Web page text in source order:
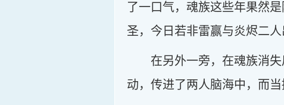
了一口气，魂族这些年果然
圣，今日若非雷赢与炎烬二
在另外一旁，在魂族消
动，传进了两人脑海中，而